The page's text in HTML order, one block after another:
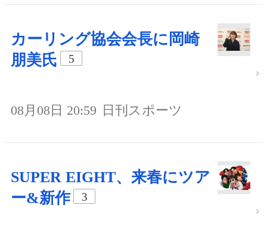
カーリング協会会長に岡崎
朋美氏
5
08月08日 20:59 日刊スポーツ
SUPER EIGHT、来春にツア
ー&新作
3